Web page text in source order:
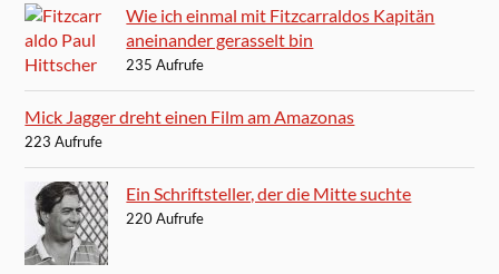
Wie ich einmal mit Fitzcarraldos Kapitän
aneinander gerasselt bin
235 Aufrufe
Mick Jagger dreht einen Film am Amazonas
223 Aufrufe
Ein Schriftsteller, der die Mitte suchte
220 Aufrufe